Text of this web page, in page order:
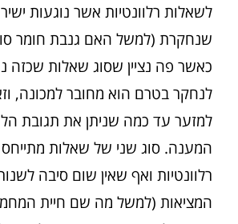
לשאלות רלוונטיות אשר נוגעות
שנחקרת (למשל האם גנבת חומר
כאשר פה נציין שסוג שאלות שכזה
לנחקר בטרם הוא מחובר למכונה,
למזער עד כמה שניתן את תגובת
המענה. סוג שני של שאלות
רלוונטיות ואף שאין שום סיבה
המציאות (למשל מה שם חיית